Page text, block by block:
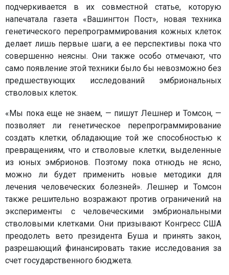
подчеркивается в их совместной статье, которую
напечатала газета «Вашингтон Пост», новая техника
генетического перепрограммирования кожных клеток
делает лишь первые шаги, а ее перспективы пока что
совершенно неясны. Они также особо отмечают, что
само появление этой техники было бы невозможно без
предшествующих исследований эмбриональных
стволовых клеток.
«Мы пока еще не знаем, — пишут Лешнер и Томсон, —
позволяет ли генетическое перепрограммирование
создать клетки, обладающие той же способностью к
превращениям, что и стволовые клетки, выделенные
из юных эмбрионов. Поэтому пока отнюдь не ясно,
можно ли будет применить новые методики для
лечения человеческих болезней». Лешнер и Томсон
также решительно возражают против ограничений на
эксперименты с человеческими эмбриональными
стволовыми клетками. Они призывают Конгресс США
преодолеть вето президента Буша и принять закон,
разрешающий финансировать такие исследования за
счет государственного бюджета.